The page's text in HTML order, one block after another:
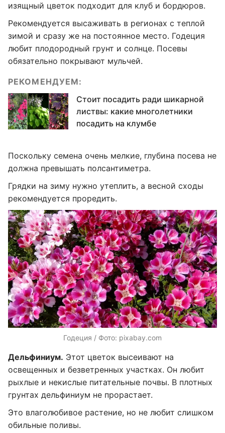
изящный цветок подходит для клуб и бордюров.
Рекомендуется высаживать в регионах с теплой
зимой и сразу же на постоянное место. Годеция
любит плодородный грунт и солнце. Посевы
обязательно покрывают мульчей.
РЕКОМЕНДУЕМ:
Стоит посадить ради шикарной
листвы: какие многолетники
посадить на клумбе
Поскольку семена очень мелкие, глубина посева не
должна превышать полсантиметра.
Грядки на зиму нужно утеплить, а весной сходы
рекомендуется проредить.
Годеция / Фото: pixabay.com
Дельфиниум. Этот цветок высеивают на
освещенных и безветренных участках. Он любит
рыхлые и некислые питательные почвы. В плотных
грунтах дельфиниум не прорастает.
Это влаголюбивое растение, но не любит слишком
обильные поливы.